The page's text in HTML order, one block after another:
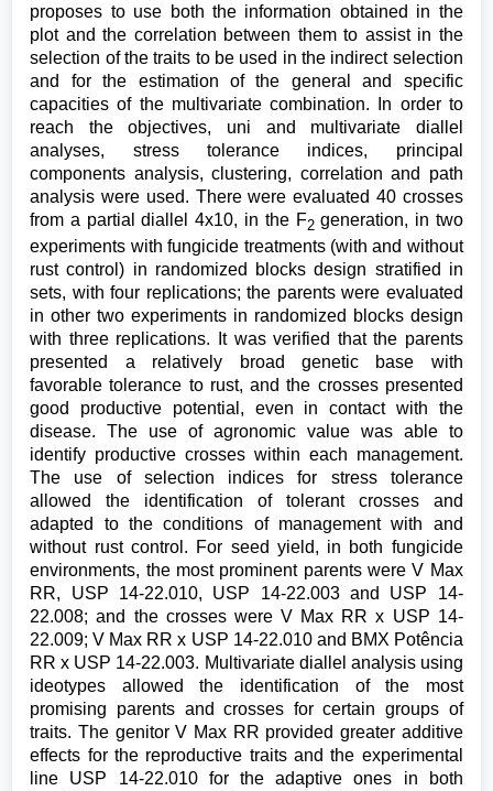
proposes to use both the information obtained in the
plot and the correlation between them to assist in the
selection of the traits to be used in the indirect selection
and for the estimation of the general and specific
capacities of the multivariate combination. In order to
reach the objectives, uni and multivariate diallel
analyses, stress tolerance indices, principal
components analysis, clustering, correlation and path
analysis were used. There were evaluated 40 crosses
from a partial diallel 4x10, in the F2generation, in two
experiments with fungicide treatments (with and without
rust control) in randomized blocks design stratified in
sets, with four replications; the parents were evaluated
in other two experiments in randomized blocks design
with three replications. It was verified that the parents
presented a relatively broad genetic base with
favorable tolerance to rust, and the crosses presented
good productive potential, even in contact with the
disease. The use of agronomic value was able to
identify productive crosses within each management.
The use of selection indices for stress tolerance
allowed the identification of tolerant crosses and
adapted to the conditions of management with and
without rust control. For seed yield, in both fungicide
environments, the most prominent parents were V Max
RR, USP 14-22.010, USP 14-22.003 and USP 14-
22.008; and the crosses were V Max RR x USP 14-
22.009; V Max RR x USP 14-22.010 and BMX Potência
RR x USP 14-22.003. Multivariate diallel analysis using
ideotypes allowed the identification of the most
promising parents and crosses for certain groups of
traits. The genitor V Max RR provided greater additive
effects for the reproductive traits and the experimental
line USP 14-22.010 for the adaptive ones in both